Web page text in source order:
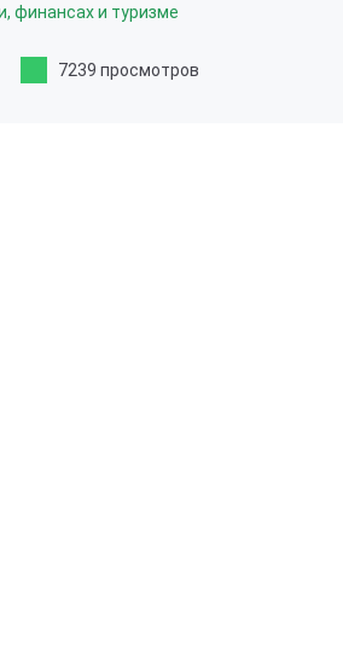
финансах и туризме
7239 просмотров